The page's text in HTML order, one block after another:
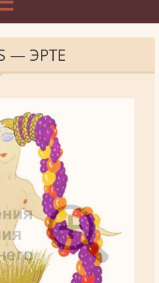
— ЭРТЕ